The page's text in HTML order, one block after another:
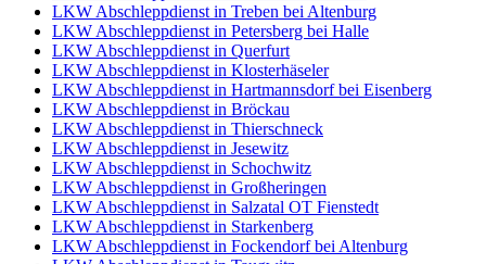
LKW Abschleppdienst in Treben bei Altenburg
LKW Abschleppdienst in Petersberg bei Halle
LKW Abschleppdienst in Querfurt
LKW Abschleppdienst in Klosterhäseler
LKW Abschleppdienst in Hartmannsdorf bei Eisenberg
LKW Abschleppdienst in Bröckau
LKW Abschleppdienst in Thierschneck
LKW Abschleppdienst in Jesewitz
LKW Abschleppdienst in Schochwitz
LKW Abschleppdienst in Großheringen
LKW Abschleppdienst in Salzatal OT Fienstedt
LKW Abschleppdienst in Starkenberg
LKW Abschleppdienst in Fockendorf bei Altenburg